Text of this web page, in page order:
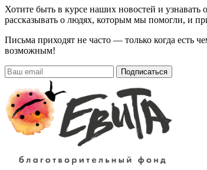
Хотите быть в курсе наших новостей и
рассказывать о людях, которым мы помогли, и
Письма приходят не часто — только когда есть
возможным!
Подписаться